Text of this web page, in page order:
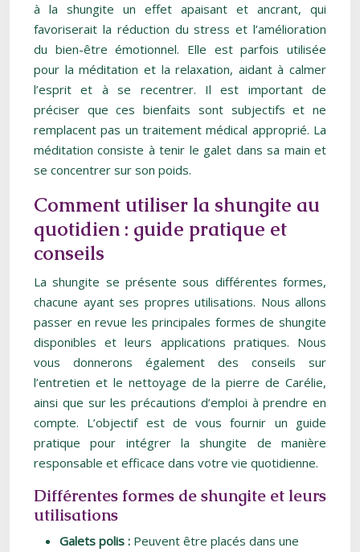
à la shungite un effet apaisant et ancrant, qui
favoriserait la réduction du stress et l’amélioration
du bien-être émotionnel. Elle est parfois utilisée
pour la méditation et la relaxation, aidant à calmer
l’esprit et à se recentrer. Il est important de
préciser que ces bienfaits sont subjectifs et ne
remplacent pas un traitement médical approprié. La
méditation consiste à tenir le galet dans sa main et
se concentrer sur son poids.
Comment utiliser la shungite au
quotidien : guide pratique et
conseils
La shungite se présente sous différentes formes,
chacune ayant ses propres utilisations. Nous allons
passer en revue les principales formes de shungite
disponibles et leurs applications pratiques. Nous
vous donnerons également des conseils sur
l’entretien et le nettoyage de la pierre de Carélie,
ainsi que sur les précautions d’emploi à prendre en
compte. L’objectif est de vous fournir un guide
pratique pour intégrer la shungite de manière
responsable et efficace dans votre vie quotidienne.
Différentes formes de shungite et leurs
utilisations
Galets polis : Peuvent être placés dans une